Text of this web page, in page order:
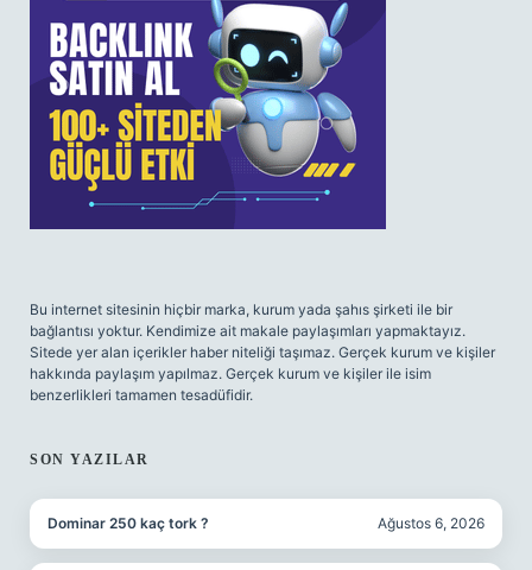
Bu internet sitesinin hiçbir marka, kurum yada şahıs şirketi ile bir
bağlantısı yoktur. Kendimize ait makale paylaşımları yapmaktayız.
Sitede yer alan içerikler haber niteliği taşımaz. Gerçek kurum ve kişiler
hakkında paylaşım yapılmaz. Gerçek kurum ve kişiler ile isim
benzerlikleri tamamen tesadüfidir.
SON YAZILAR
Dominar 250 kaç tork ? Ağustos 6, 2026